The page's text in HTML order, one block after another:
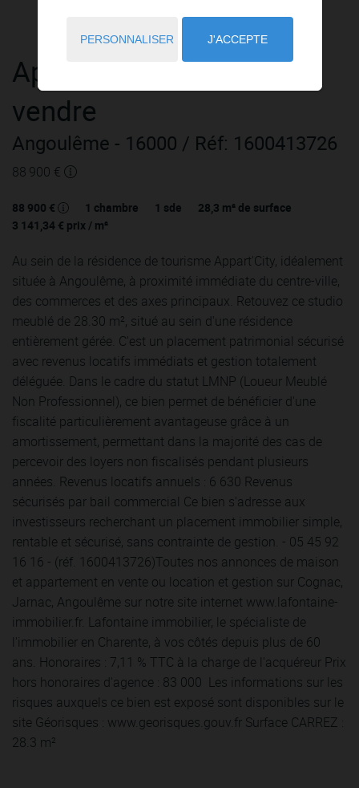
Appartement 2 pièces
vendre
Angoulême - 16000 / Réf: 1600413726
88 900 €
88 900 € 1 chambre 1 sde 28,3 m² de surface
3 141,34 € prix / m²
Au sein de la résidence de tourisme Appart'City, idéalement
située à Angoulême, à proximité immédiate du centre-ville,
des commerces et des axes principaux. Retouvez ce studio
meublé de 28.30 m², situé au sein d'une résidence
entièrement gérée. C'est un placement patrimonial sécurisé
avec revenus locatifs immédiats et gestion totalement
déléguée. Dans le cadre du statut LMNP (Loueur Meublé
Non Professionnel), ce bien permet de bénéficier d'une
fiscalité particulièrement avantageuse grâce à un
amortissement, permettant dans la majorité des cas de
percevoir des loyers non fiscalisés pendant plusieurs
années. Revenus locatifs annuels : 6 630 Revenus
sécurisés par bail commercial Ce bien s'adresse aux
investisseurs recherchant un placement immobilier simple,
rentable et sécurisé, sans contrainte de gestion. - 05 45 92
16 16 - (réf. 1600413726)Toutes nos annonces de maison
et appartement en vente ou location et gestion sur Cognac,
Jarnac, Angoulême sur notre site internet www.lafontaine-
immobilier.fr. Lafontaine immobilier, le spécialiste de
l'immobilier en Charente, à vos côtés depuis plus de 60
ans. Honoraires : 7,11 % TTC à la charge de l'acquéreur Prix
hors honoraires d'agence : 83 000  Les informations sur les
risques auxquels ce bien est exposé sont disponibles sur le
site Géorisques : www.georisques.gouv.fr Surface CARREZ :
28.3 m²
PERSONNALISER J'ACCEPTE